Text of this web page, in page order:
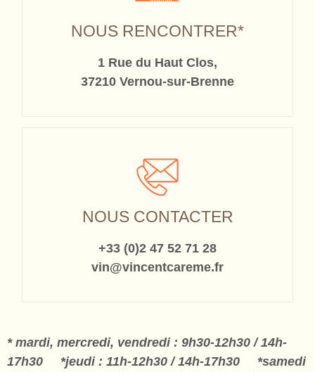
NOUS RENCONTRER*
1 Rue du Haut Clos,
37210 Vernou-sur-Brenne
NOUS CONTACTER
+33 (0)2 47 52 71 28
vin@vincentcareme.fr
* mardi, mercredi, vendredi : 9h30-12h30 / 14h-
17h30 *jeudi : 11h-12h30 / 14h-17h30 *samedi